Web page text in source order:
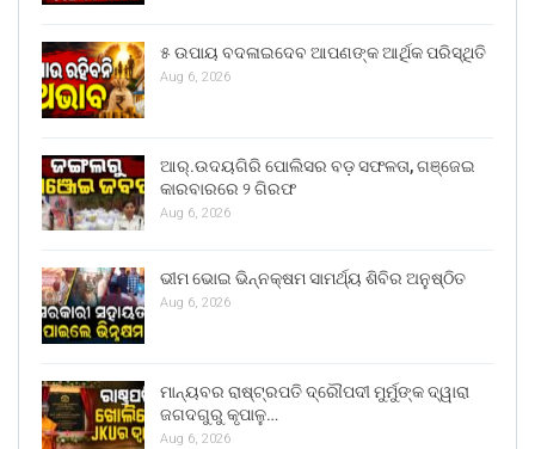
୫ ଉପାୟ ବଦଳାଇଦେବ ଆପଣଙ୍କ ଆର୍ଥିକ ପରିସ୍ଥିତି
Aug 6, 2026
ଆର୍.ଉଦୟଗିରି ପୋଲିସର ବଡ଼ ସଫଳତା, ଗଞ୍ଜେଇ
କାରବାରରେ ୨ ଗିରଫ
Aug 6, 2026
ଭୀମ ଭୋଇ ଭିନ୍ନକ୍ଷମ ସାମର୍ଥ୍ୟ ଶିବିର ଅନୁଷ୍ଠିତ
Aug 6, 2026
ମାନ୍ୟବର ରାଷ୍ଟ୍ରପତି ଦ୍ରୌପଦୀ ମୁର୍ମୁଙ୍କ ଦ୍ୱାରା
ଜଗଦଗୁରୁ କୃପାଳୁ…
Aug 6, 2026